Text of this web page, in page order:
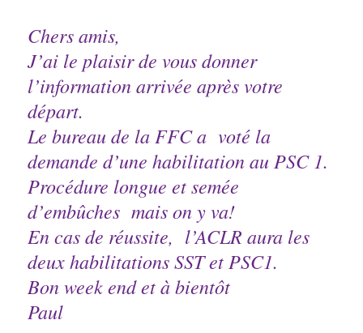
Chers amis,
J’ai le plaisir de vous donner
l’information arrivée après votre
départ.
Le bureau de la FFC a voté la
demande d’une habilitation au PSC 1.
Procédure longue et semée
d’embûches mais on y va!
En cas de réussite, l’ACLR aura les
deux habilitations SST et PSC1.
Bon week end et à bientôt
Paul